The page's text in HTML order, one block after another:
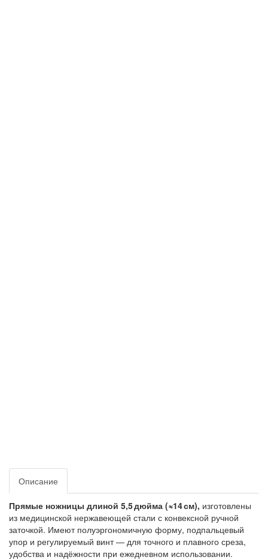
Описание
Прямые ножницы длиной 5,5 дюйма (≈14 см), изготовлены
из медицинской нержавеющей стали с конвексной ручной
заточкой. Имеют полуэргономичную форму, подпальцевый
упор и регулируемый винт — для точного и плавного среза,
удобства и надёжности при ежедневном использовании.